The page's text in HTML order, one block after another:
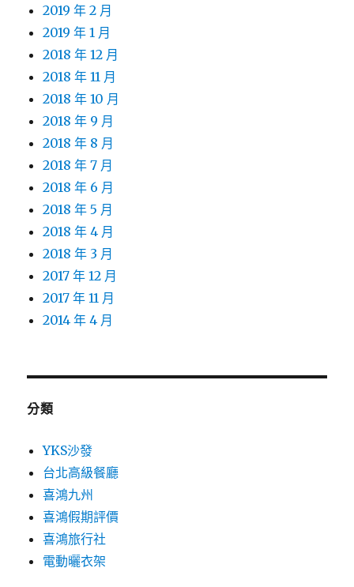
2019 年 2 月
2019 年 1 月
2018 年 12 月
2018 年 11 月
2018 年 10 月
2018 年 9 月
2018 年 8 月
2018 年 7 月
2018 年 6 月
2018 年 5 月
2018 年 4 月
2018 年 3 月
2017 年 12 月
2017 年 11 月
2014 年 4 月
分類
YKS沙發
台北高級餐廳
喜鴻九州
喜鴻假期評價
喜鴻旅行社
電動曬衣架